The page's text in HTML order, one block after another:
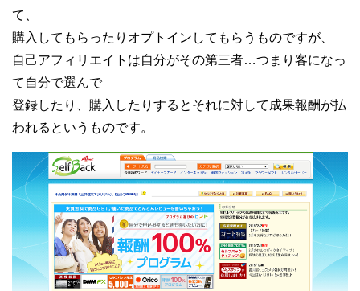
て、
購入してもらったりオプトインしてもらうものですが、
自己アフィリエイトは自分がその第三者…つまり客になっ
て自分で選んで
登録したり、購入したりするとそれに対して成果報酬が払
われるというものです。